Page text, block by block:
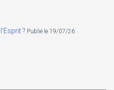
? Publié le 19/07/26